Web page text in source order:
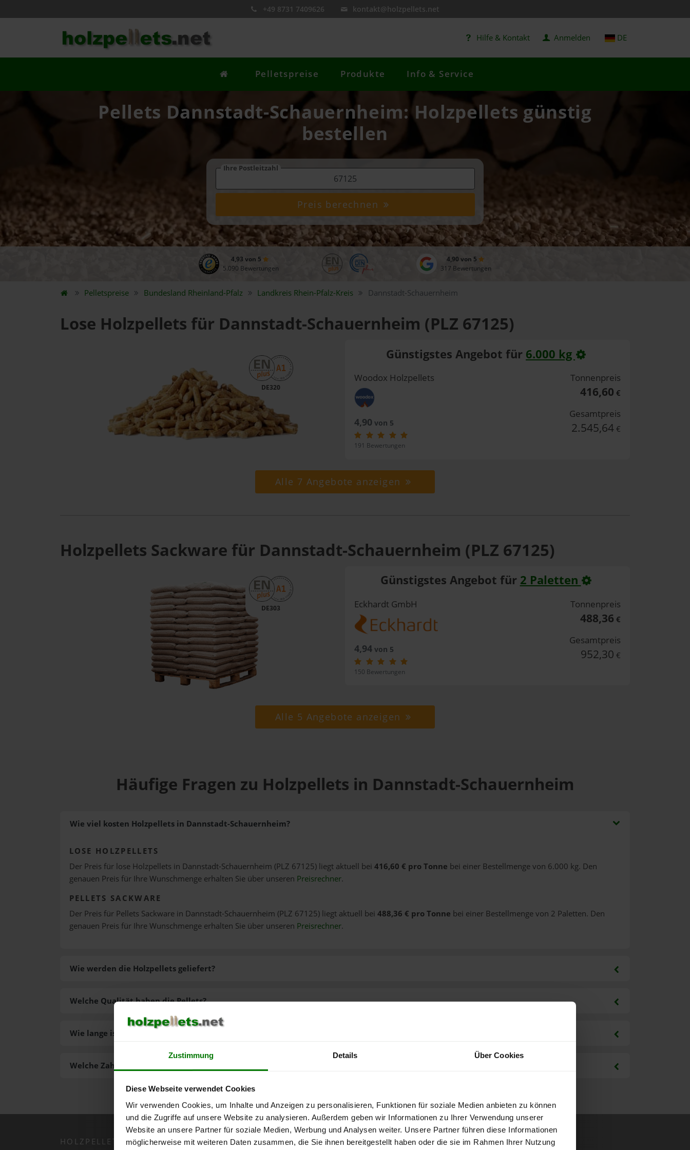
Zustimmung Details Über Cookies
Diese Webseite verwendet Cookies
Wir verwenden Cookies, um Inhalte und Anzeigen zu personalisieren, Funktionen für soziale Medien anbieten zu können
und die Zugriffe auf unsere Website zu analysieren. Außerdem geben wir Informationen zu Ihrer Verwendung unserer
Website an unsere Partner für soziale Medien, Werbung und Analysen weiter. Unsere Partner führen diese Informationen
möglicherweise mit weiteren Daten zusammen, die Sie ihnen bereitgestellt haben oder die sie im Rahmen Ihrer Nutzung
+49 8731 7409626 kontakt@holzpellets.net
Hilfe & Kontakt Anmelden DE
Pelletspreise Produkte Info & Service
Pellets Dannstadt-Schauernheim: Holzpellets günstig
bestellen
Ihre Postleitzahl
Preis berechnen
4,93 von 5
5.090 Bewertungen
4,90 von 5
317 Bewertungen
Pelletspreise Bundesland Rheinland-Pfalz Landkreis Rhein-Pfalz-Kreis Dannstadt-Schauernheim
Lose Holzpellets für Dannstadt-Schauernheim (PLZ 67125)
DE320
Günstigstes Angebot für 6.000 kg
Woodox Holzpellets
4,90 von 5
191 Bewertungen
Tonnenpreis
416,60 €
Gesamtpreis
2.545,64 €
Alle 7 Angebote anzeigen
Holzpellets Sackware für Dannstadt-Schauernheim (PLZ 67125)
DE303
Günstigstes Angebot für 2 Paletten
Eckhardt GmbH
4,94von 5
150 Bewertungen
Tonnenpreis
488,36 €
Gesamtpreis
952,30 €
Alle 5 Angebote anzeigen
Häufige Fragen zu Holzpellets in Dannstadt-Schauernheim
Wie viel kosten Holzpellets in Dannstadt-Schauernheim?
LOSE HOLZPELLETS
Der Preis für lose Holzpellets in Dannstadt-Schauernheim (PLZ 67125) liegt aktuell bei 416,60 € pro Tonne bei einer Bestellmenge von 6.000 kg. Den
genauen Preis für Ihre Wunschmenge erhalten Sie über unseren Preisrechner.
PELLETS SACKWARE
Der Preis für Pellets Sackware in Dannstadt-Schauernheim (PLZ 67125) liegt aktuell bei 488,36 € pro Tonne bei einer Bestellmenge von 2 Paletten. Den
genauen Preis für Ihre Wunschmenge erhalten Sie über unseren Preisrechner.
Wie werden die Holzpellets geliefert?
Welche Zahlungsarten gibt es?
Welche Qualität haben die Pellets?
Wie lange ist die Lieferzeit der Pellets?
HOLZPELLETS.NET APP